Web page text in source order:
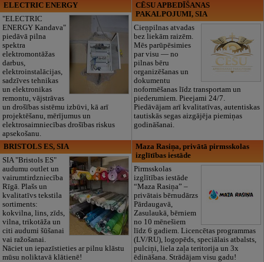
ELECTRIC ENERGY
"ELECTRIC
ENERGY Kandava"
piedāvā pilna
spektra
elektromontāžas
darbus,
elektroinstalācijas,
sadzīves tehnikas
un elektronikas
remontu, vājstrāvas
un drošības sistēmu izbūvi, kā arī
projektēšanu, mērījumus un
elektrosaimniecības drošības riskus
apsekošanu.
CĒSU APBEDĪŠANAS
PAKALPOJUMI, SIA
Cieņpilnas atvadas
bez liekām raizēm.
Mēs parūpēsimies
par visu — no
pilnas bēru
organizēšanas un
dokumentu
noformēšanas līdz transportam un
piederumiem. Pieejami 24/7.
Piedāvājam arī kvalitatīvas, autentiskas
tautiskās segas aizgājēja piemiņas
godināšanai.
BRISTOLS ES, SIA
SIA "Bristols ES"
audumu outlet un
vairumtirdzniecība
Rīgā. Plašs un
kvalitatīvs tekstila
sortiments:
kokvilna, lins, zīds,
vilna, trikotāža un
citi audumi šūšanai
vai ražošanai.
Nāciet un iepazīstieties ar pilnu klāstu
mūsu noliktavā klātienē!
Maza Rasiņa, privātā pirmsskolas
izglītības iestāde
Pirmsskolas
izglītības iestāde
“Maza Rasiņa” –
privātais bērnudārzs
Pārdaugavā,
Zasulaukā, bērniem
no 10 mēnešiem
līdz 6 gadiem. Licencētas programmas
(LV/RU), logopēds, speciālais atbalsts,
pulciņi, liela zaļa teritorija un 3x
ēdināšana. Strādājam visu gadu!